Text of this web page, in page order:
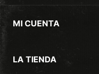
MI CUENTA
LA TIENDA